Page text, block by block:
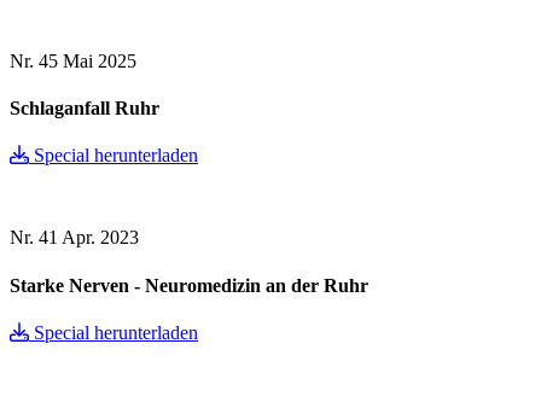
Nr. 45 Mai 2025
Schlaganfall Ruhr
Special herunterladen
Nr. 41 Apr. 2023
Starke Nerven - Neuromedizin an der Ruhr
Special herunterladen